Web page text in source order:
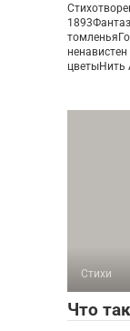
цветыНить
Стихи
Что